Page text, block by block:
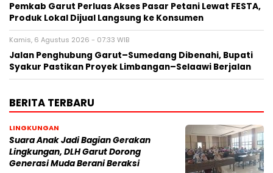
Pemkab Garut Perluas Akses Pasar Petani Lewat FESTA,
Produk Lokal Dijual Langsung ke Konsumen
Kamis, 6 Agustus 2026 - 07:33 WIB
Jalan Penghubung Garut–Sumedang Dibenahi, Bupati
Syakur Pastikan Proyek Limbangan–Selaawi Berjalan
BERITA TERBARU
LINGKUNGAN
Suara Anak Jadi Bagian Gerakan
Lingkungan, DLH Garut Dorong
Generasi Muda Berani Beraksi